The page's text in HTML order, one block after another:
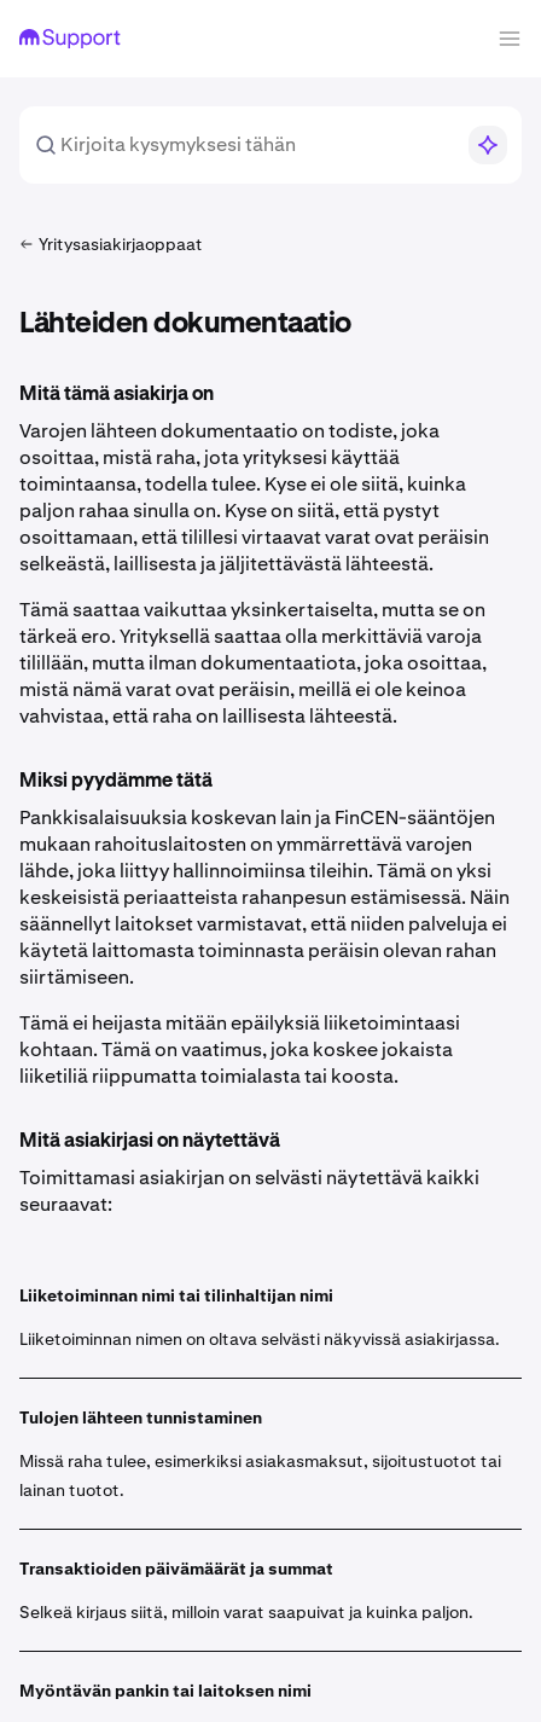
Yritysasiakirjaoppaat
Lähteiden dokumentaatio
Mitä tämä asiakirja on
Varojen lähteen dokumentaatio on todiste, joka
osoittaa, mistä raha, jota yrityksesi käyttää
toimintaansa, todella tulee. Kyse ei ole siitä, kuinka
paljon rahaa sinulla on. Kyse on siitä, että pystyt
osoittamaan, että tilillesi virtaavat varat ovat peräisin
selkeästä, laillisesta ja jäljitettävästä lähteestä.
Tämä saattaa vaikuttaa yksinkertaiselta, mutta se on
tärkeä ero. Yrityksellä saattaa olla merkittäviä varoja
tilillään, mutta ilman dokumentaatiota, joka osoittaa,
mistä nämä varat ovat peräisin, meillä ei ole keinoa
vahvistaa, että raha on laillisesta lähteestä.
Miksi pyydämme tätä
Pankkisalaisuuksia koskevan lain ja FinCEN-sääntöjen
mukaan rahoituslaitosten on ymmärrettävä varojen
lähde, joka liittyy hallinnoimiinsa tileihin. Tämä on yksi
keskeisistä periaatteista rahanpesun estämisessä. Näin
säännellyt laitokset varmistavat, että niiden palveluja ei
käytetä laittomasta toiminnasta peräisin olevan rahan
siirtämiseen.
Tämä ei heijasta mitään epäilyksiä liiketoimintaasi
kohtaan. Tämä on vaatimus, joka koskee jokaista
liiketiliä riippumatta toimialasta tai koosta.
Mitä asiakirjasi on näytettävä
Toimittamasi asiakirjan on selvästi näytettävä kaikki
seuraavat:
Liiketoiminnan nimi tai tilinhaltijan nimi
Liiketoiminnan nimen on oltava selvästi näkyvissä asiakirjassa.
Tulojen lähteen tunnistaminen
Missä raha tulee, esimerkiksi asiakasmaksut, sijoitustuotot tai
lainan tuotot.
Transaktioiden päivämäärät ja summat
Selkeä kirjaus siitä, milloin varat saapuivat ja kuinka paljon.
Myöntävän pankin tai laitoksen nimi